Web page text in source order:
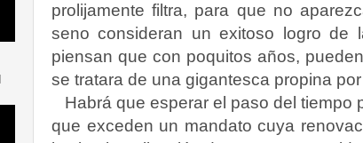
prolijamente filtra, para que no
seno consideran un exitoso logro de
piensan que con poquitos años,
se tratara de una gigantesca propina
Habrá que esperar el paso del tiempo
que exceden un mandato cuya